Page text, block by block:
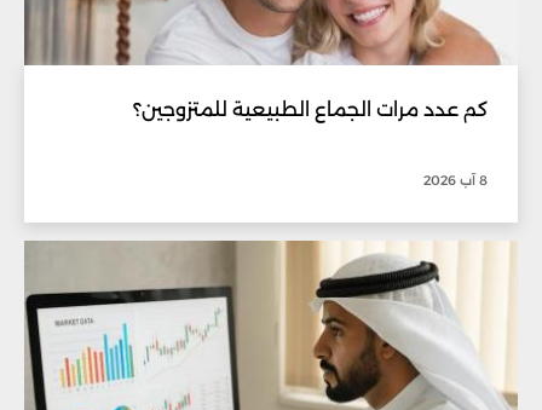
كم عدد مرات الجماع الطبيعية للمتزوجين؟
8 آب 2026